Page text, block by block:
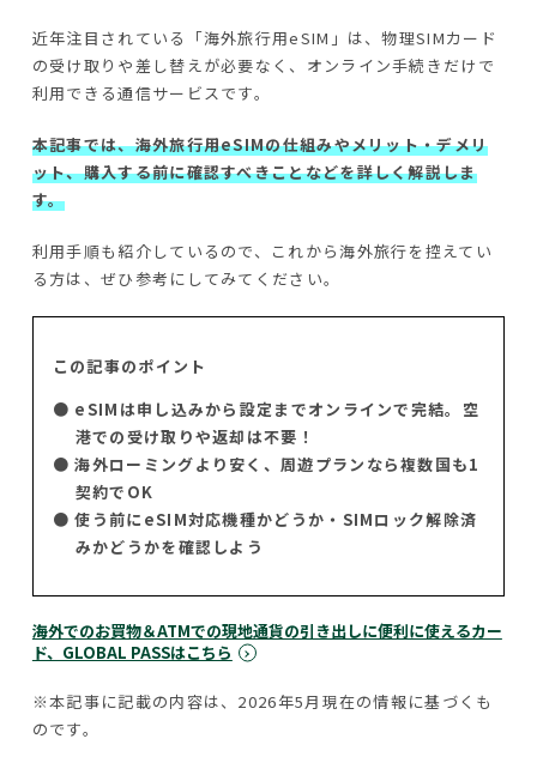
近年注目されている「海外旅行用eSIM」は、物理SIMカード
の受け取りや差し替えが必要なく、オンライン手続きだけで
利用できる通信サービスです。
本記事では、海外旅行用eSIMの仕組みやメリット・デメリ
ット、購入する前に確認すべきことなどを詳しく解説しま
す。
利用手順も紹介しているので、これから海外旅行を控えてい
る方は、ぜひ参考にしてみてください。
この記事のポイント
● eSIMは申し込みから設定までオンラインで完結。空
港での受け取りや返却は不要！
● 海外ローミングより安く、周遊プランなら複数国も1
契約でOK
● 使う前にeSIM対応機種かどうか・SIMロック解除済
みかどうかを確認しよう
海外でのお買物＆ATMでの現地通貨の引き出しに便利に使えるカー
ド、GLOBAL PASSはこちら
※本記事に記載の内容は、2026年5月現在の情報に基づくも
のです。